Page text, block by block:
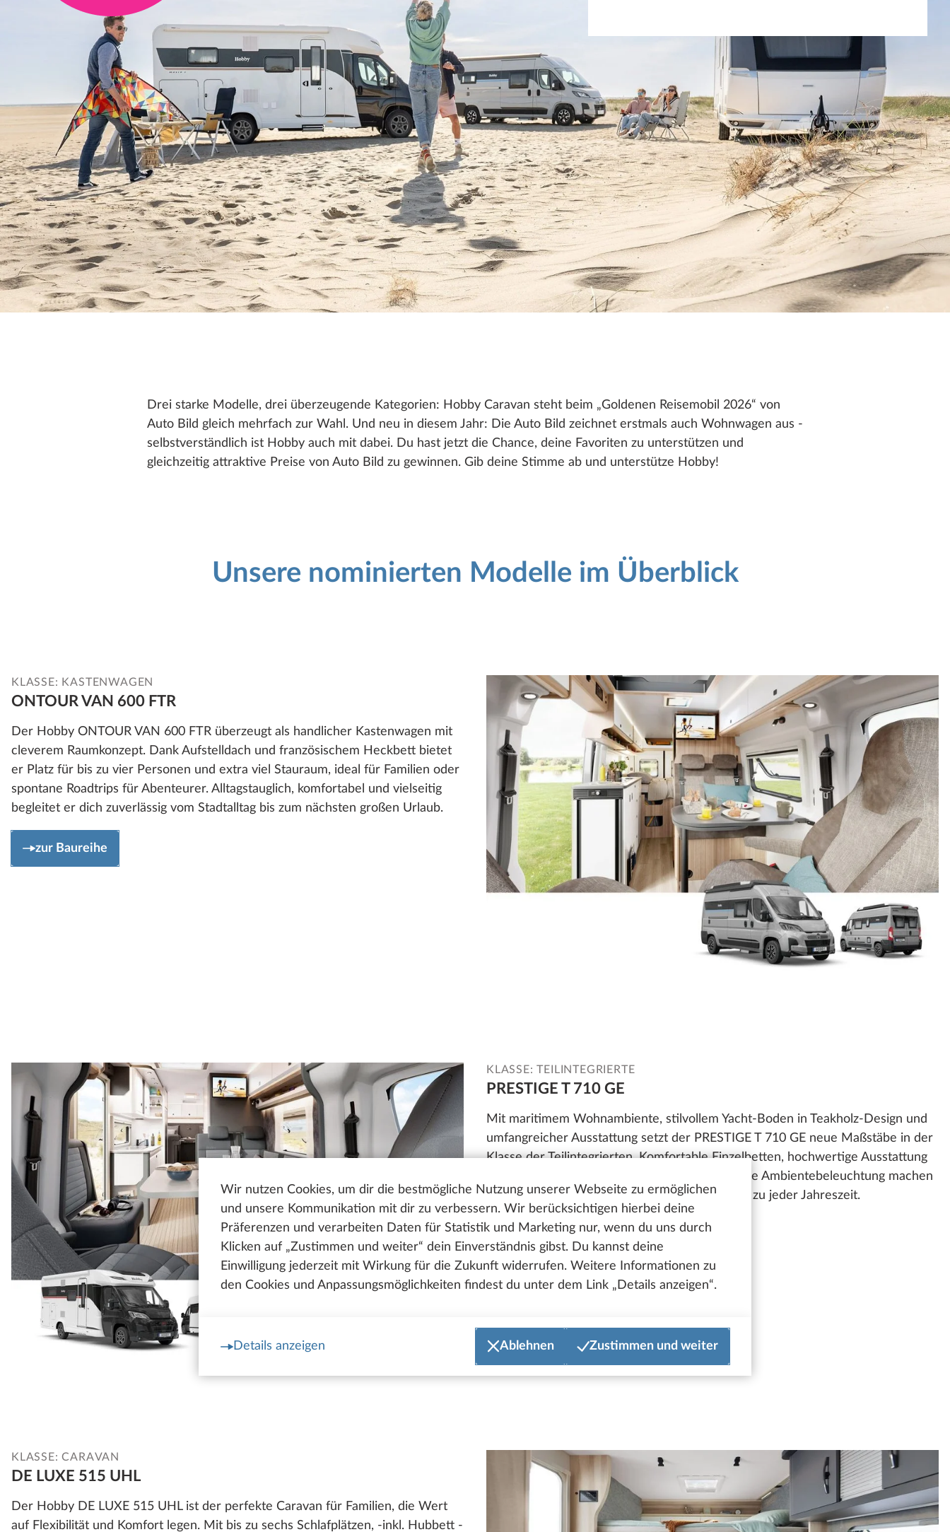
Wir nutzen Cookies, um dir die bestmögliche Nutzung unserer Webseite zu ermöglichen
und unsere Kommunikation mit dir zu verbessern. Wir berücksichtigen hierbei deine
Präferenzen und verarbeiten Daten für Statistik und Marketing nur, wenn du uns durch
Klicken auf „Zustimmen und weiter“ dein Einverständnis gibst. Du kannst deine
Einwilligung jederzeit mit Wirkung für die Zukunft widerrufen. Weitere Informationen zu
den Cookies und Anpassungsmöglichkeiten findest du unter dem Link „Details anzeigen“.
Details anzeigen Ablehnen Zustimmen und weiter
Drei starke Modelle, drei überzeugende Kategorien: Hobby Caravan steht beim „Goldenen Reisemobil 2026“ von
Auto Bild gleich mehrfach zur Wahl. Und neu in diesem Jahr: Die Auto Bild zeichnet erstmals auch Wohnwagen aus -
selbstverständlich ist Hobby auch mit dabei. Du hast jetzt die Chance, deine Favoriten zu unterstützen und
gleichzeitig attraktive Preise von Auto Bild zu gewinnen. Gib deine Stimme ab und unterstütze Hobby!
Unsere nominierten Modelle im Überblick
KLASSE: KASTENWAGEN
ONTOUR VAN 600 FTR
Der Hobby ONTOUR VAN 600 FTR überzeugt als handlicher Kastenwagen mit
cleverem Raumkonzept. Dank Aufstelldach und französischem Heckbett bietet
er Platz für bis zu vier Personen und extra viel Stauraum, ideal für Familien oder
spontane Roadtrips für Abenteurer. Alltagstauglich, komfortabel und vielseitig
begleitet er dich zuverlässig vom Stadtalltag bis zum nächsten großen Urlaub.
zur Baureihe
KLASSE: TEILINTEGRIERTE
PRESTIGE T 710 GE
Mit maritimem Wohnambiente, stilvollem Yacht-Boden in Teakholz-Design und
umfangreicher Ausstattung setzt der PRESTIGE T 710 GE neue Maßstäbe in der
Klasse der Teilintegrierten. Komfortable Einzelbetten, hochwertige Ausstattung
und durchdachte Details wie die stimmungsvolle Ambientebeleuchtung machen
ihn zum perfekten Begleiter für stilvolle Reisen zu jeder Jahreszeit.
zur Baureihe
KLASSE: CARAVAN
DE LUXE 515 UHL
Der Hobby DE LUXE 515 UHL ist der perfekte Caravan für Familien, die Wert
auf Flexibilität und Komfort legen. Mit bis zu sechs Schlafplätzen, -inkl. Hubbett -